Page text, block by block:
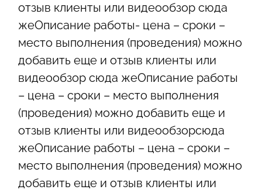
отзыв клиенты или видеообзор сюда
жеОписание работы- цена – сроки –
место выполнения (проведения) можно
добавить еще и отзыв клиенты или
видеообзор сюда жеОписание работы
– цена – сроки – место выполнения
(проведения) можно добавить еще и
отзыв клиенты или видеообзорсюда
жеОписание работы – цена – сроки –
место выполнения (проведения) можно
добавить еще и отзыв клиенты или